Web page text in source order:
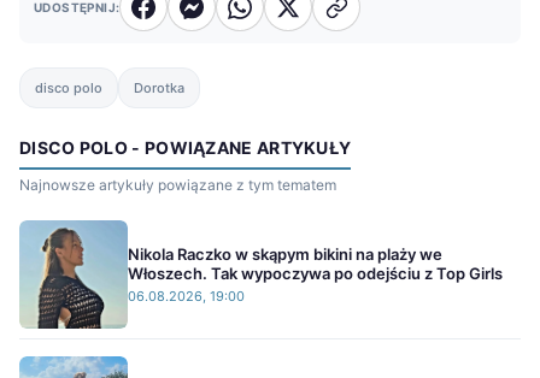
UDOSTĘPNIJ:
disco polo Dorotka
DISCO POLO - POWIĄZANE ARTYKUŁY
Najnowsze artykuły powiązane z tym tematem
Nikola Raczko w skąpym bikini na plaży we
Włoszech. Tak wypoczywa po odejściu z Top Girls
06.08.2026, 19:00